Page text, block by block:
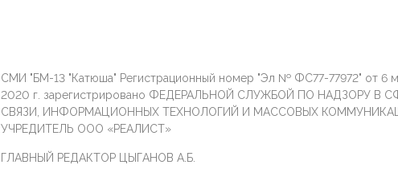
СМИ "БМ-13 "Катюша" Регистрационный номер "Эл № ФС77-77972" от 6
2020 г. зарегистрировано ФЕДЕРАЛЬНОЙ СЛУЖБОЙ ПО НАДЗОРУ В
СВЯЗИ, ИНФОРМАЦИОННЫХ ТЕХНОЛОГИЙ И МАССОВЫХ
УЧРЕДИТЕЛЬ ООО «РЕАЛИСТ»
ГЛАВНЫЙ РЕДАКТОР ЦЫГАНОВ А.Б.